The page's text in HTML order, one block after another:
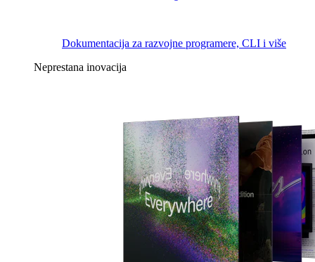
Dokumentacija za razvojne programere, CLI i više
Neprestana inovacija